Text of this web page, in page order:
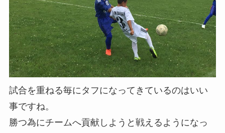
試合を重ねる毎にタフになってきているのはいい
事ですね。
勝つ為にチームへ貢献しようと戦えるようになっ